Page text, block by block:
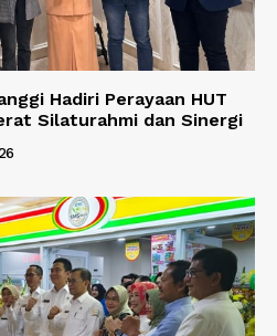
Hadiri Perayaan HUT
Silaturahmi dan Sinergi